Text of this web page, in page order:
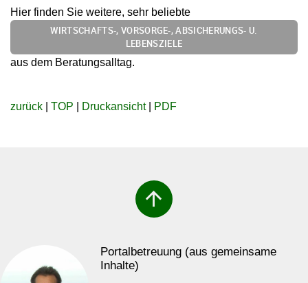
Hier finden Sie weitere, sehr beliebte
WIRTSCHAFTS-, VORSORGE-, ABSICHERUNGS- U.
LEBENSZIELE
aus dem Beratungsalltag.
zurück TOP Druckansicht| PDF
arrow_upward
Portalbetreuung (aus gemeinsame
Inhalte)